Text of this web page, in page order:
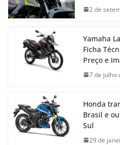
2 de
Yamaha
Ficha
Preço e
7 de julho
Honda
Brasil e
Sul
29 de